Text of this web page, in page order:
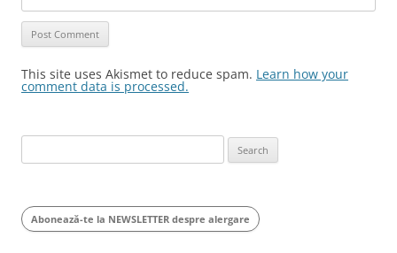
This site uses Akismet to reduce spam. Learn how your
comment data is processed.
for:
Abonează-te la NEWSLETTER despre alergare